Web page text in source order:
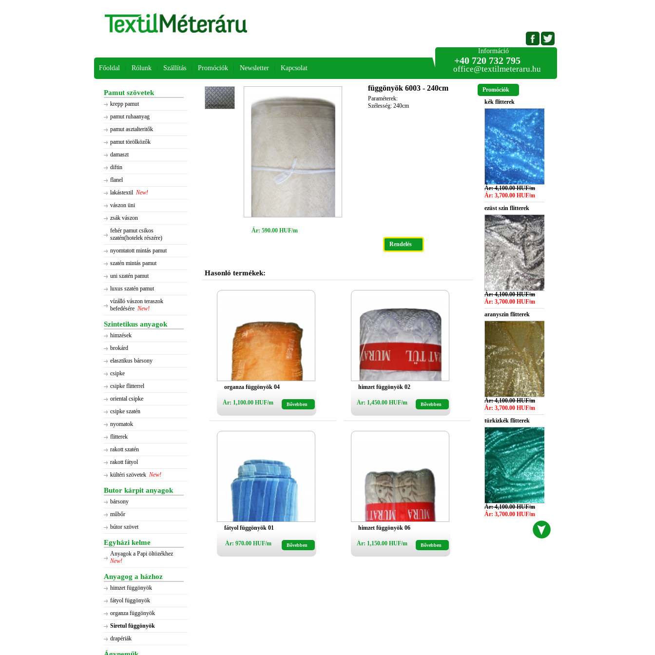
Főoldal Rólunk Szállítás Promóciók Newsletter Kapcsolat
Információ
+40 720 732 795
office@textilmeteraru.hu
Pamut szövetek
krepp pamut
pamut ruhaanyag
pamut asztalteritők
pamut törölközők
damaszt
diftin
flanel
lakástextil New!
vászon üni
zsák vászon
fehér pamut csikos
szatén(hotelek részére)
nyomtatott mintás pamut
szatén mintás pamut
uni szatén pamut
luxus szatén pamut
vízálló vászon teraszok
befedésére New!
Szintetikus anyagok
himzések
brokárd
elasztikus bársony
csipke
csipke flitterrel
oriental csipke
csipke szatén
nyomatok
flitterek
rakott szatén
rakott fátyol
kültéri szövetek New!
Butor kárpit anyagok
bársony
műbőr
bútor szövet
Egyházi kelme
Anyagok a Papi öltözékhez
New!
Anyagog a házhoz
himzet függönyök
fátyol függönyök
organza függönyök
Siretul függönyök
drapériák
Ár: 590.00 HUF/m
függönyök 6003 - 240cm
Paraméterek:
Szélesség: 240cm
Rendelés
Hasonló termékek:
organza függönyök 04
Ár: 1,100.00 HUF/m Bővebben
himzet függönyök 02
Ár: 1,450.00 HUF/m Bővebben
fátyol függönyök 01
Ár: 970.00 HUF/m Bővebben
himzet függönyök 06
Ár: 1,150.00 HUF/m Bővebben
Promóciók
kék flitterek
Ár: 4,100.00 HUF/m
Ár: 3,700.00 HUF/m
ezüst szin flitterek
Ár: 4,100.00 HUF/m
Ár: 3,700.00 HUF/m
aranyszin flitterek
Ár: 4,100.00 HUF/m
Ár: 3,700.00 HUF/m
türkizkék flitterek
Ár: 4,100.00 HUF/m
Ár: 3,700.00 HUF/m